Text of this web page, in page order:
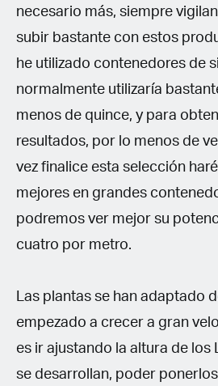
necesario más, siempre
subir bastante con estos
he utilizado contenedores de
normalmente utilizaría
menos de quince, y para
resultados, por lo menos de
vez finalice esta selección
mejores en grandes
podremos ver mejor su
cuatro por metro.
Las plantas se han adaptado
empezado a crecer a gran
es ir ajustando la altura de los
se desarrollan, poder